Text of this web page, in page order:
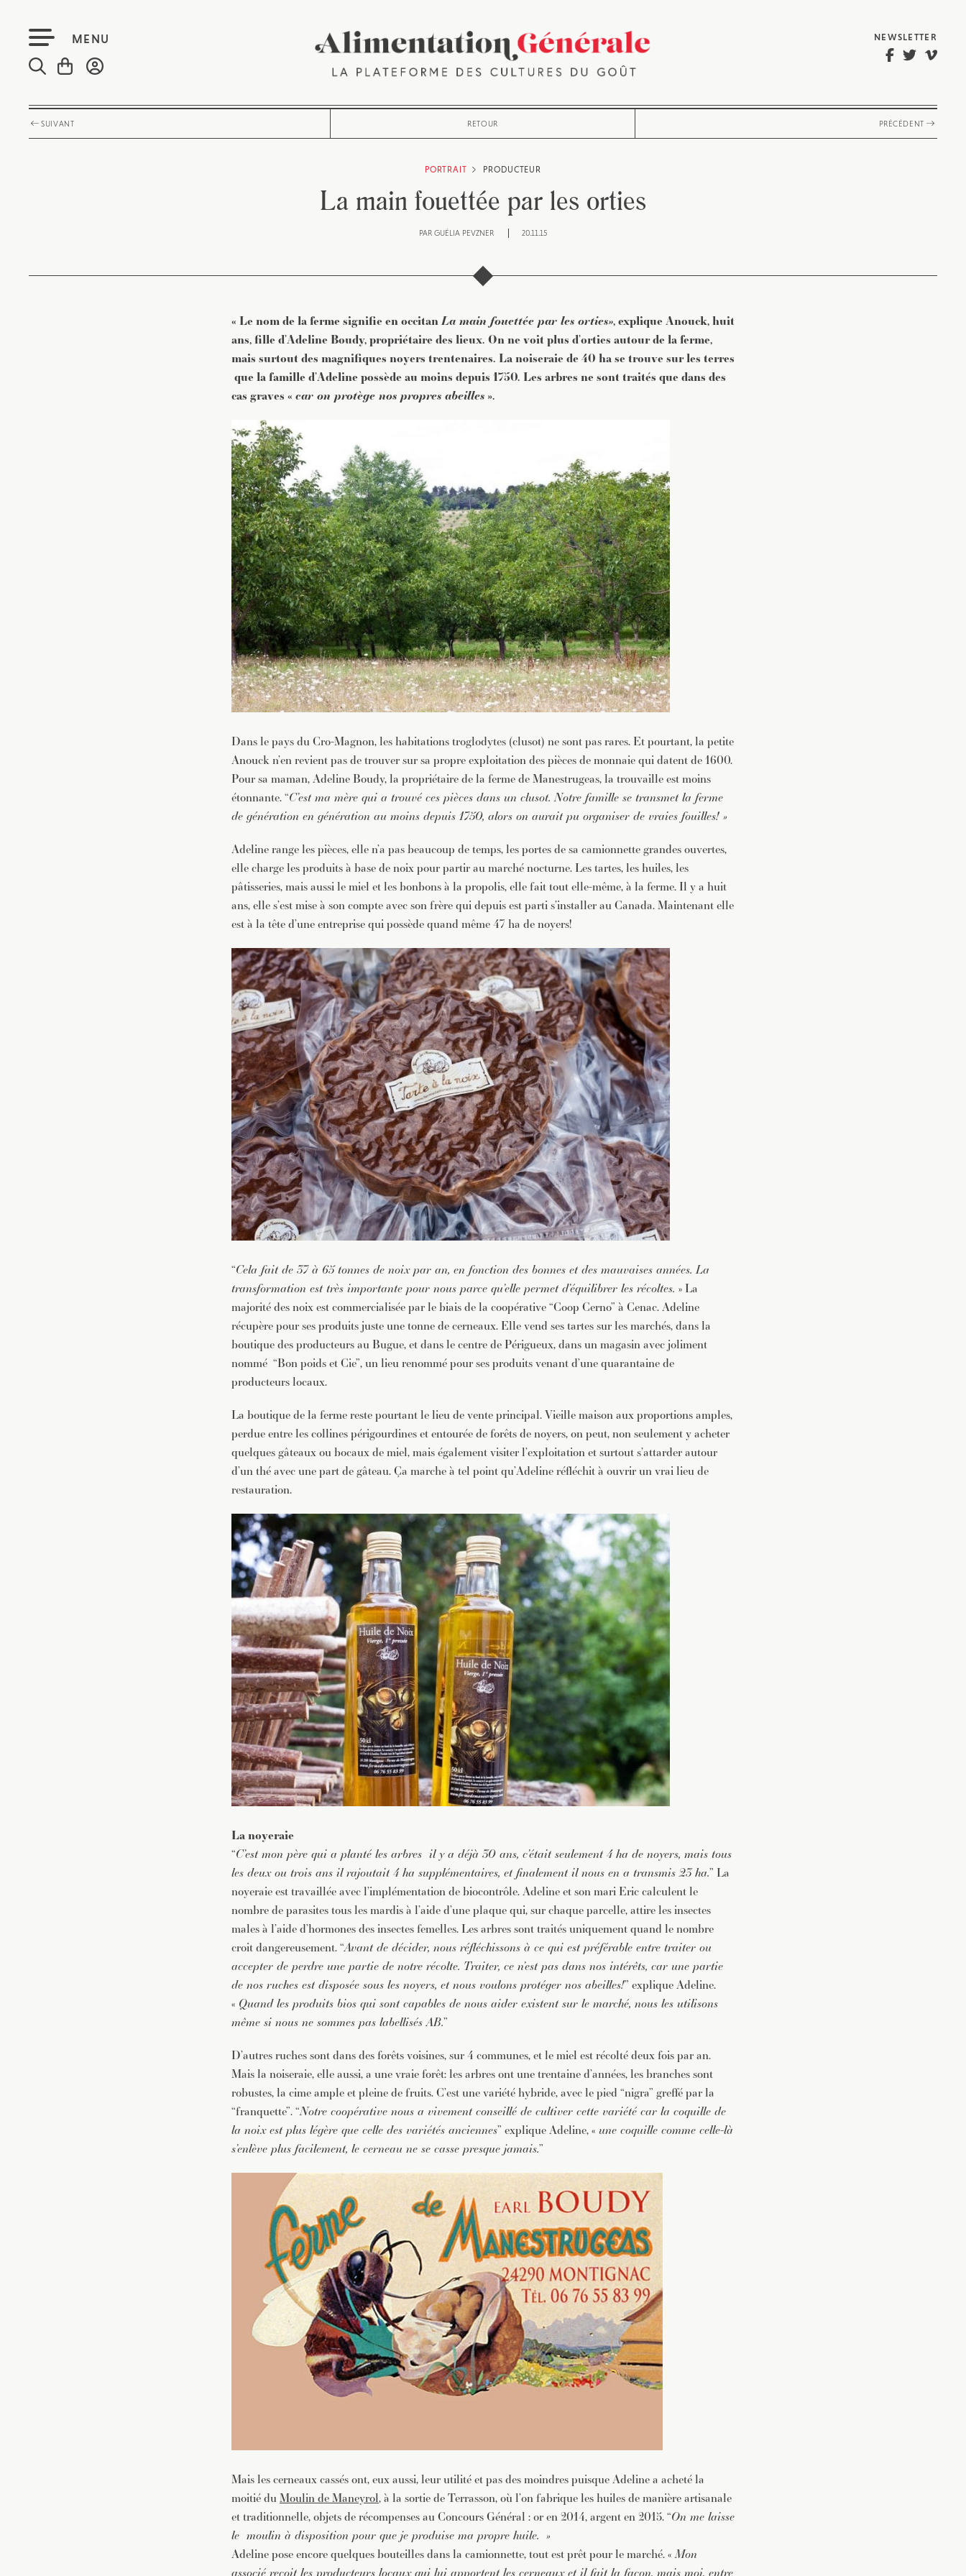
MENU NEWSLETTER
SUIVANT RETOUR PRÉCÉDENT
PORTRAIT PRODUCTEUR
La main fouettée par les orties
PAR GUÉLIA PEVZNER 20.11.15
« Le nom de la ferme signifie en occitanLa main fouettée par les orties», explique Anouck, huit
ans, fille d’Adeline Boudy, propriétaire des lieux. On ne voit plus d’orties autour de la ferme,
mais surtout des magnifiques noyers trentenaires. La noiseraie de 40 ha se trouve sur les terres
que la famille d’Adeline possède au moins depuis 1750. Les arbres ne sont traités que dans des
cas graves « car on protège nos propres abeilles ».
Dans le pays du Cro-Magnon, les habitations troglodytes (clusot) ne sont pas rares. Et pourtant, la petite
Anouck n’en revient pas de trouver sur sa propre exploitation des pièces de monnaie qui datent de 1600.
Pour sa maman, Adeline Boudy, la propriétaire de la ferme de Manestrugeas, la trouvaille est moins
étonnante. “C’est ma mère qui a trouvé ces pièces dans un clusot. Notre famille se transmet la ferme
de génération en génération au moins depuis 1750, alors on aurait pu organiser de vraies fouilles! »
Adeline range les pièces, elle n’a pas beaucoup de temps, les portes de sa camionnette grandes ouvertes,
elle charge les produits à base de noix pour partir au marché nocturne. Les tartes, les huiles, les
pâtisseries, mais aussi le miel et les bonbons à la propolis, elle fait tout elle-même, à la ferme. Il y a huit
ans, elle s’est mise à son compte avec son frère qui depuis est parti s’installer au Canada. Maintenant elle
est à la tête d’une entreprise qui possède quand même 47 ha de noyers!
“Cela fait de 37 à 65 tonnes de noix par an, en fonction des bonnes et des mauvaises années. La
transformation est très importante pour nous parce qu’elle permet d’équilibrer les récoltes. » La
majorité des noix est commercialisée par le biais de la coopérative “Coop Cerno” à Cenac. Adeline
récupère pour ses produits juste une tonne de cerneaux. Elle vend ses tartes sur les marchés, dans la
boutique des producteurs au Bugue, et dans le centre de Périgueux, dans un magasin avec joliment
nommé “Bon poids et Cie”, un lieu renommé pour ses produits venant d’une quarantaine de
producteurs locaux.
La boutique de la ferme reste pourtant le lieu de vente principal. Vieille maison aux proportions amples,
perdue entre les collines périgourdines et entourée de forêts de noyers, on peut, non seulement y acheter
quelques gâteaux ou bocaux de miel, mais également visiter l’exploitation et surtout s’attarder autour
d’un thé avec une part de gâteau. Ça marche à tel point qu’Adeline réfléchit à ouvrir un vrai lieu de
restauration.
La noyeraie
“C’est mon père qui a planté les arbres il y a déjà 30 ans, c’était seulement 4 ha de noyers, mais tous
les deux ou trois ans il rajoutait 4 ha supplémentaires, et finalement il nous en a transmis 23 ha.” La
noyeraie est travaillée avec l’implémentation de biocontrôle. Adeline et son mari Eric calculent le
nombre de parasites tous les mardis à l’aide d’une plaque qui, sur chaque parcelle, attire les insectes
males à l’aide d’hormones des insectes femelles. Les arbres sont traités uniquement quand le nombre
croit dangereusement. “Avant de décider, nous réfléchissons à ce qui est préférable entre traiter ou
accepter de perdre une partie de notre récolte. Traiter, ce n’est pas dans nos intérêts, car une partie
de nos ruches est disposée sous les noyers, et nous voulons protéger nos abeilles!” explique Adeline.
« Quand les produits bios qui sont capables de nous aider existent sur le marché, nous les utilisons
même si nous ne sommes pas labellisés AB.”
D’autres ruches sont dans des forêts voisines, sur 4 communes, et le miel est récolté deux fois par an.
Mais la noiseraie, elle aussi, a une vraie forêt: les arbres ont une trentaine d’années, les branches sont
robustes, la cime ample et pleine de fruits. C’est une variété hybride, avec le pied “nigra” greffé par la
“franquette”. “Notre coopérative nous a vivement conseillé de cultiver cette variété car la coquille de
la noix est plus légère que celle des variétés anciennes” explique Adeline, « une coquille comme celle-là
s’enlève plus facilement, le cerneau ne se casse presque jamais.”
Mais les cerneaux cassés ont, eux aussi, leur utilité et pas des moindres puisque Adeline a acheté la
moitié duMoulin de Maneyrol, à la sortie de Terrasson, où l’on fabrique les huiles de manière artisanale
et traditionnelle, objets de récompenses au Concours Général : or en 2014, argent en 2015. “On me laisse
le moulin à disposition pour que je produise ma propre huile. »
Adeline pose encore quelques bouteilles dans la camionnette, tout est prêt pour le marché. «Mon
associé reçoit les producteurs locaux qui lui apportent les cerneaux et il fait la façon, mais moi, entre
JE M'INSCRIS À LA NEWSLETTER
Pour recevoir toutes les deux semaines notre lettre d’info avec une
sélection d’articles …